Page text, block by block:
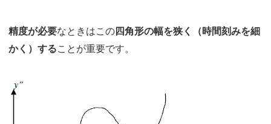
精度が必要なときはこの四角形の幅を狭く（時間刻みを細
かく）することが重要です。